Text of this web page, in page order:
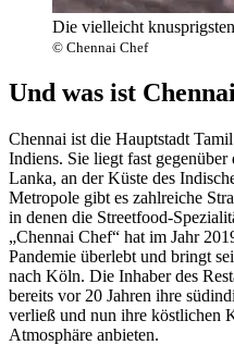
Die vielleicht
© Chennai Chef
Und was ist
Chennai ist die Hauptstadt
Indiens. Sie liegt fast
Lanka, an der Küste des
Metropole gibt es zahlreiche
in denen die Streetfood-
„Chennai Chef“ hat im Jahr
Pandemie überlebt und bringt
nach Köln. Die Inhaber des
bereits vor 20 Jahren ihre
verließ und nun ihre köstlichen
Atmosphäre anbieten.